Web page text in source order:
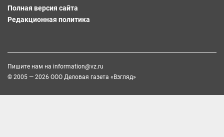
Полная версия сайта
Редакционная политика
Пишите нам на information@vz.ru
© 2005 — 2026 ООО Деловая газета «Взгляд»